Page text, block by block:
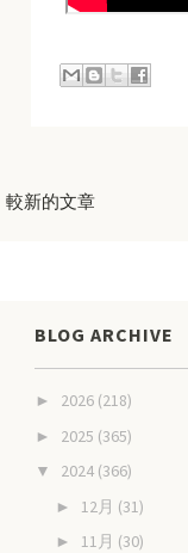
較新的文章
BLOG ARCHIVE
► 2026 (218)
► 2025 (365)
▼ 2024 (366)
► 12月 (31)
► 11月 (30)